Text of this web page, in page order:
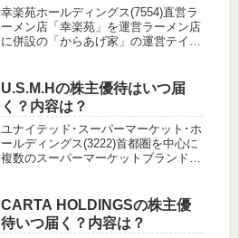
幸楽苑ホールディングス(7554)直営ラ
ーメン店「幸楽苑」を運営ラーメン店
に併設の「からあげ家」の運営テイク
の看板があるよね～株主優待について
幸楽苑からは食事券や楽天ポイン...
U.S.M.Hの株主優待はいつ届
く？内容は？
ユナイテッド･スーパーマーケット･ホ
ールディングス(3222)首都圏を中心に
複数のスーパーマーケットブランドを
したよ！株主優待についてU.S.M.Hか
らは優待券や食品を...
CARTA HOLDINGSの株主優
待いつ届く？内容は？